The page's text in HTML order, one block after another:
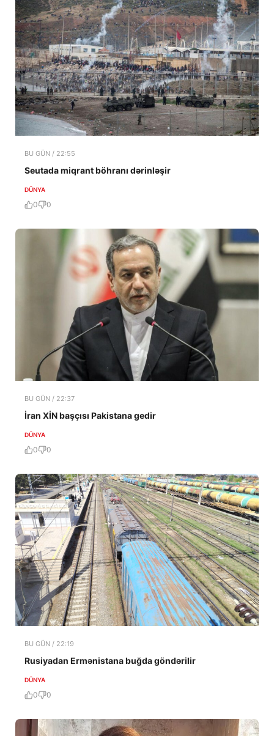
BU GÜN / 22:55
Seutada miqrant böhranı dərinləşir
DÜNYA
0 0
BU GÜN / 22:37
İran XİN başçısı Pakistana gedir
DÜNYA
0 0
BU GÜN / 22:19
Rusiyadan Ermənistana buğda göndərilir
DÜNYA
0 0